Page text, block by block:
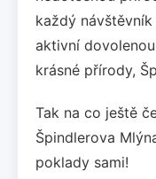
každý
aktivní
krásné přírody,
Tak na co ještě
Špindlerova
poklady sami!